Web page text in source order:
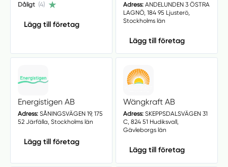
Dåligt (4)
Lägg till företag
Adress:ANDELUNDEN 3 ÖSTRA
LAGNÖ, 184 95 Ljusterö,
Stockholms län
Lägg till företag
Energistigen AB
Adress:SÅNINGSVÄGEN 19, 175
52 Järfälla, Stockholms län
Lägg till företag
Wängkraft AB
Adress:SKEPPSDALSVÄGEN 31
C, 824 51 Hudiksvall,
Gävleborgs län
Lägg till företag